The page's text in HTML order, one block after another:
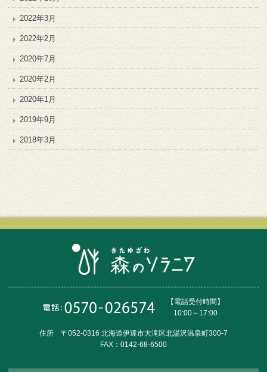
2022年3月
2022年2月
2020年7月
2020年2月
2020年1月
2019年9月
2018年3月
【電話受付時間】
10:00～17:00
住所 〒052-0316 北海道伊達市大滝区北湯沢温泉町300-7
FAX：0142-68-6500